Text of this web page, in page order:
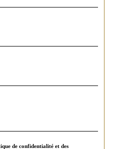
de confidentialité et des